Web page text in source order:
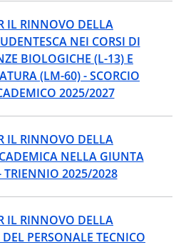
IL RINNOVO DELLA
NEI CORSI DI
BIOLOGICHE (L-13) E
(LM-60) - SCORCIO
2025/2027
IL RINNOVO DELLA
NELLA GIUNTA
TRIENNIO 2025/2028
IL RINNOVO DELLA
PERSONALE TECNICO